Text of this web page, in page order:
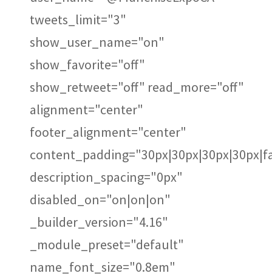
tweets_limit="3"
show_user_name="on"
show_favorite="off"
show_retweet="off" read_more="off"
alignment="center"
footer_alignment="center"
description_spacing="0px"
disabled_on="on|on|on"
_builder_version="4.16"
_module_preset="default"
name_font_size="0.8em"